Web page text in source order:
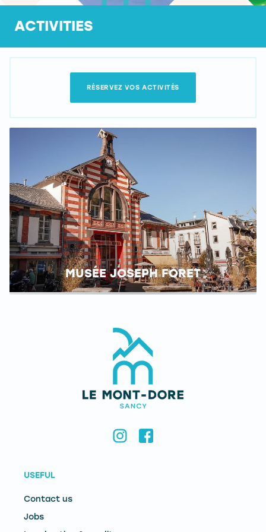
ACTIVITIES
RÉSERVEZ VOS ACTIVITÉS
MUSÉE JOSEPH FORET
USEFUL
Contact us
Jobs